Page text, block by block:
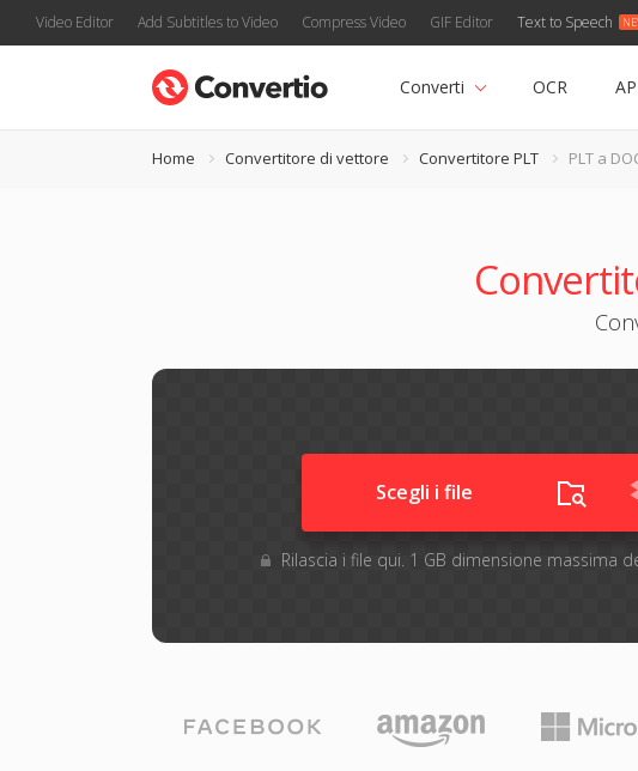
Video Editor Add Subtitles to Video Compress Video GIF Editor Text to Speech
Converti OCR
Home Convertitore di vettore Convertitore PLT PLT a
Scegli i file
Rilascia i file qui. 1 GB dimensione massima